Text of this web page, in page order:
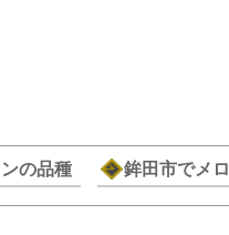
の品種 鉾田市でメ